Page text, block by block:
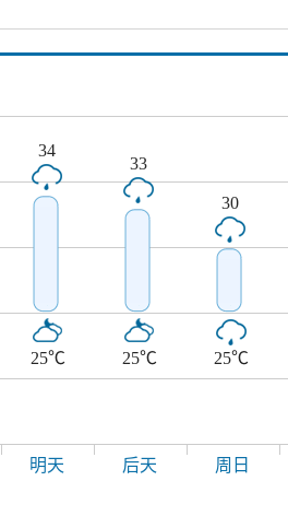
34
25℃
33
25℃
30
25℃
明天 后天 周日